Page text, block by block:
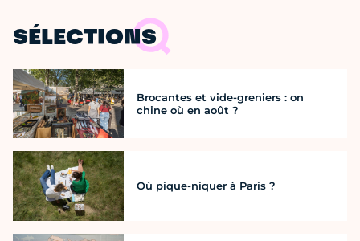
SÉLECTIONS
Brocantes et vide-greniers : on
chine où en août ?
Où pique-niquer à Paris ?